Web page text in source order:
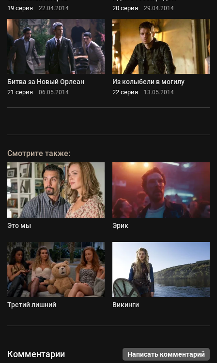
19 серия 22.04.2014 20 серия 29.04.2014
Битва за Новый Орлеан
21 серия 06.05.2014
Из колыбели в могилу
22 серия 13.05.2014
Смотрите также:
Это мы Эрик
Третий лишний Викинги
Комментарии Написать комментарий